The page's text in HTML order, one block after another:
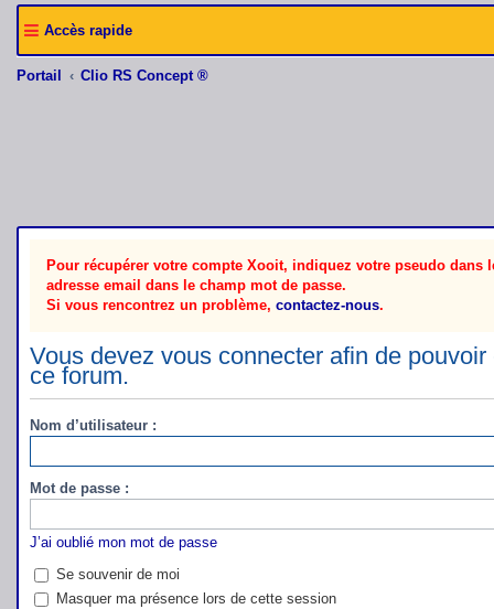
Accès rapide
Portail Clio RS Concept ®
Pour récupérer votre compte Xooit, indiquez votre pseudo dans
adresse email dans le champ mot de passe.
Si vous rencontrez un problème, contactez-nous.
Vous devez vous connecter afin de
ce forum.
Nom d’utilisateur :
Mot de passe :
J’ai oublié mon mot de passe
Se souvenir de moi
Masquer ma présence lors de cette session